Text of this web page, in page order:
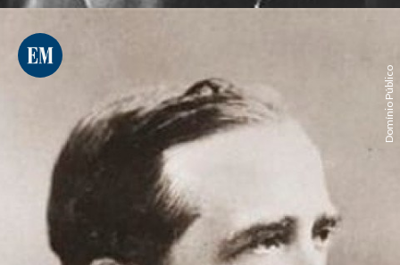
Domínio Público